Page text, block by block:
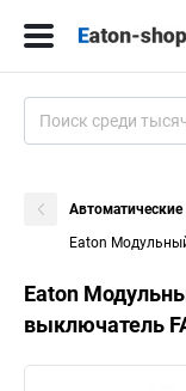
Автоматические
Eaton
Eaton
выключатель